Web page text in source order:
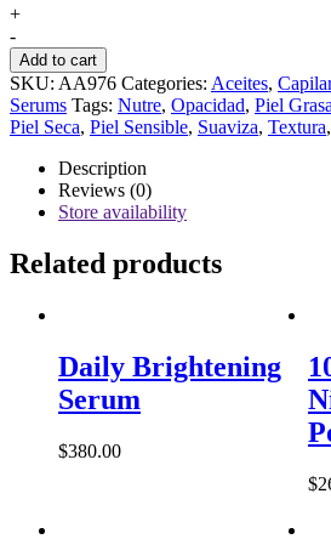
100%
Organic
Virgin
Chia
Seed
Oil
+
-
Add to cart
SKU: AA976 Categories: Aceites,
Serums Tags: Nutre, Opacidad, Piel Grasa
Piel Seca, Piel Sensible, Suaviza, Textura,
Description
Reviews (0)
Store availability
Related products
Daily Brightening
Serum
$380.00
$